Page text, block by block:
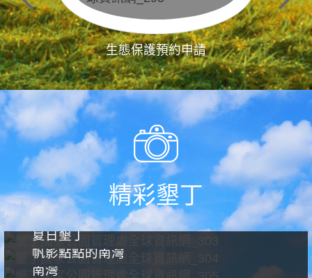
生態保護預約申請
精彩墾丁
夏日墾丁
帆影點點的南灣
南灣